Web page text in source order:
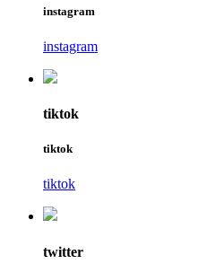
instagram
instagram
tiktok
tiktok
tiktok
twitter